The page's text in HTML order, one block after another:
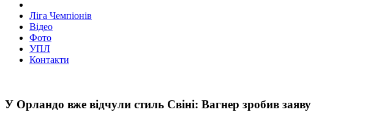
Ліга Чемпіонів
Відео
Фото
УПЛ
Контакти
У Орландо вже відчули стиль Свіні: Вагнер зробив заяву